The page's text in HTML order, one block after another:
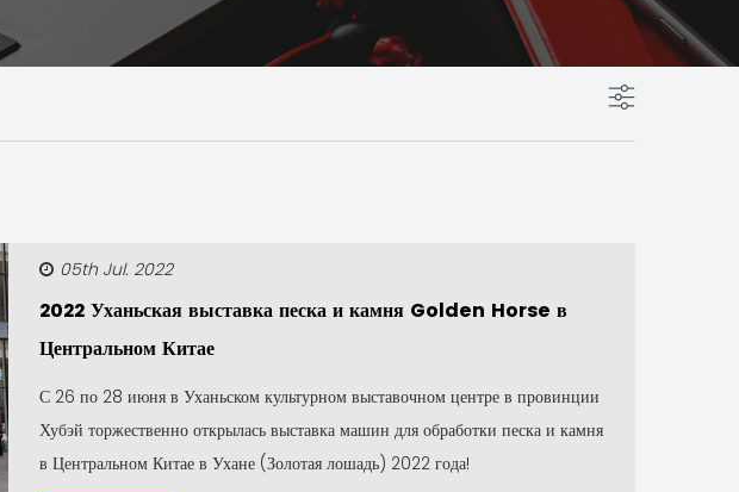
05th Jul. 2022
2022 Уханьская выставка песка и камня Golden Horse в
Центральном Китае
С 26 по 28 июня в Уханьском культурном выставочном центре в провинции
Хубэй торжественно открылась выставка машин для обработки песка и камня
в Центральном Китае в Ухане (Золотая лошадь) 2022 года!